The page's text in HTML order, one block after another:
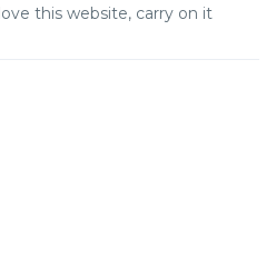
this website, carry on it